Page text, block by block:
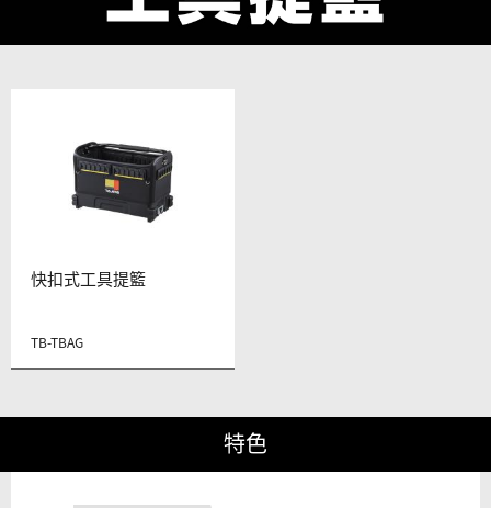
快扣式工具提籃
TB-TBAG
特色